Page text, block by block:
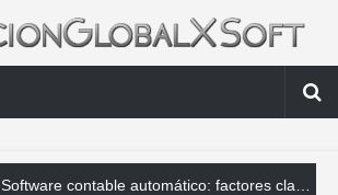
Software contable automático: factores clave que debes analizar